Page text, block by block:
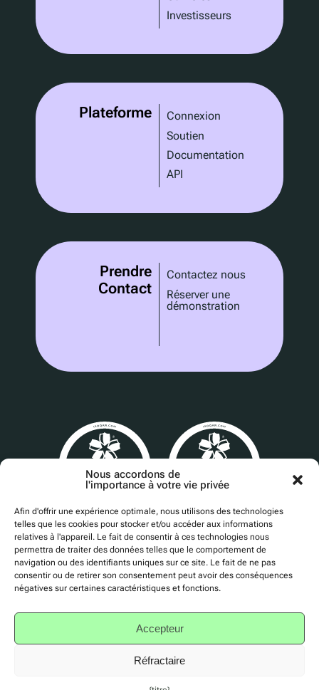
Nous accordons de
l'importance à votre vie privée
Afin d'offrir une expérience optimale, nous utilisons des technologies
telles que les cookies pour stocker et/ou accéder aux informations
relatives à l'appareil. Le fait de consentir à ces technologies nous
permettra de traiter des données telles que le comportement de
navigation ou des identifiants uniques sur ce site. Le fait de ne pas
consentir ou de retirer son consentement peut avoir des conséquences
négatives sur certaines caractéristiques et fonctions.
Accepteur
Réfractaire
Investisseurs
Plateforme
Connexion
Soutien
Documentation
API
Prendre
Contact
Contactez nous
Réserver une
démonstration
Cert No. 24840
Politique de confidentialité
Conditions d'utilisation